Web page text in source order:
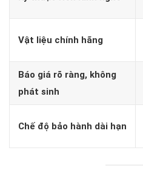
Vật liệu chính hãng
Báo giá rõ ràng, không
phát sinh
Chế độ bảo hành dài hạn